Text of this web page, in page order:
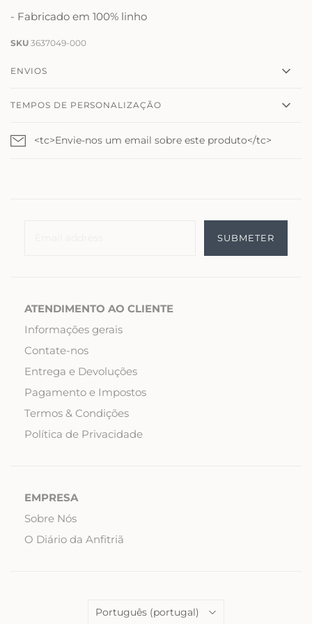
- Fabricado em 100% linho
SKU 3637049-000
ENVIOS
TEMPOS DE PERSONALIZAÇÃO
<tc>Envie-nos um email sobre este produto</tc>
ATENDIMENTO AO CLIENTE
Informações gerais
Contate-nos
Entrega e Devoluções
Pagamento e Impostos
Termos & Condições
Política de Privacidade
EMPRESA
Sobre Nós
O Diário da Anfitriã
Language
Português (portugal)